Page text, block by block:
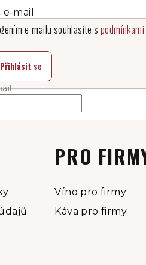
e-mailu souhlasíte s
Přihlásit se
PRO
Víno pro firmy
Káva pro firmy